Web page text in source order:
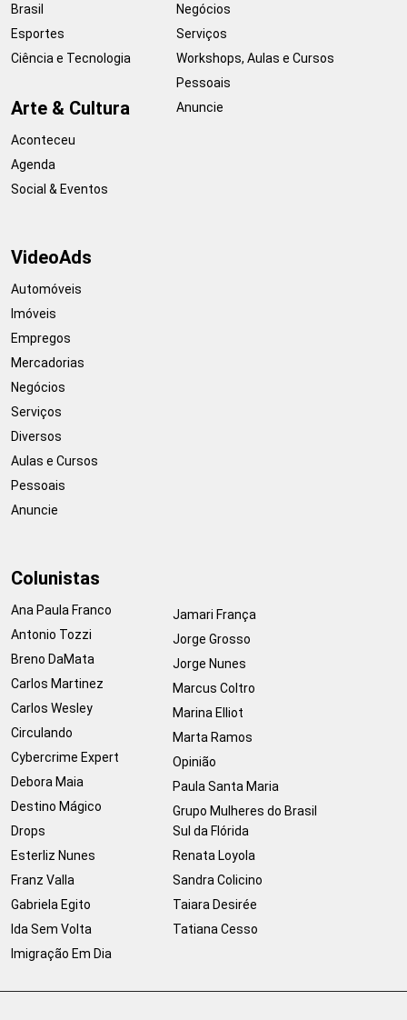
Brasil
Esportes
Ciência e Tecnologia
Arte & Cultura
Aconteceu
Agenda
Social & Eventos
Negócios
Serviços
Workshops, Aulas e Cursos
Pessoais
Anuncie
VideoAds
Automóveis
Imóveis
Empregos
Mercadorias
Negócios
Serviços
Diversos
Aulas e Cursos
Pessoais
Anuncie
Colunistas
Ana Paula Franco
Antonio Tozzi
Breno DaMata
Carlos Martinez
Carlos Wesley
Circulando
Cybercrime Expert
Debora Maia
Destino Mágico
Drops
Esterliz Nunes
Franz Valla
Gabriela Egito
Ida Sem Volta
Imigração Em Dia
Jamari França
Jorge Grosso
Jorge Nunes
Marcus Coltro
Marina Elliot
Marta Ramos
Opinião
Paula Santa Maria
Grupo Mulheres do Brasil
Sul da Flórida
Renata Loyola
Sandra Colicino
Taiara Desirée
Tatiana Cesso